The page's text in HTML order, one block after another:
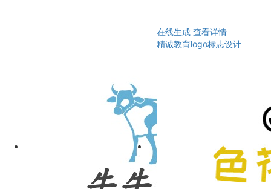
在线生成 查看详情
精诚教育logo标志设计